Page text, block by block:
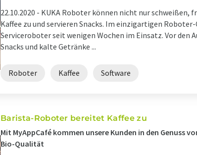
22.10.2020 - KUKA Roboter können nicht nur schweißen,
Kaffee zu und servieren Snacks. Im einzigartigen
Serviceroboter seit wenigen Wochen im Einsatz. Vor den
Snacks und kalte Getränke ...
Roboter Kaffee Software
Barista-Roboter bereitet Kaffee zu
Mit MyAppCafé kommen unsere Kunden in den Genuss
Bio-Qualität